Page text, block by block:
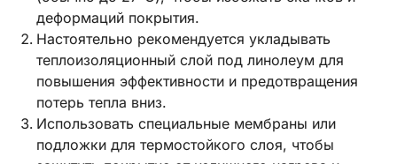
деформаций покрытия.
Настоятельно рекомендуется укладывать
теплоизоляционный слой под линолеум для
повышения эффективности и предотвращения
потерь тепла вниз.
Использовать специальные мембраны или
подложки для термостойкого слоя, чтобы